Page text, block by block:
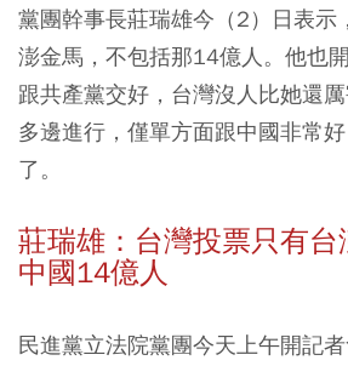
黨團幹事長莊瑞雄今（2）日表示
澎金馬，不包括那14億人。他也
跟共產黨交好，台灣沒人比她還
多邊進行，僅單方面跟中國非常
了。
莊瑞雄：台灣投票只有
中國14億人
民進黨立法院黨團今天上午開記